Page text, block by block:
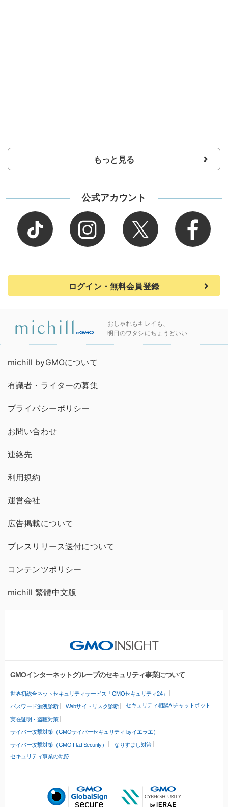
もっと見る
公式アカウント
ログイン・無料会員登録
おしゃれもキレイも、
明日のワタシにちょうどいい
michill byGMOについて
有識者・ライターの募集
プライバシーポリシー
お問い合わせ
連絡先
利用規約
運営会社
広告掲載について
プレスリリース送付について
コンテンツポリシー
michill 繁體中文版
GMOインターネットグループのセキュリティ事業について
世界初総合ネットセキュリティサービス「GMOセキュリティ24」
パスワード漏洩診断 Webサイトリスク診断 セキュリティ相談AIチャットボット
実在証明・盗聴対策
サイバー攻撃対策（GMOサイバーセキュリティ byイエラエ）
サイバー攻撃対策（GMO Flatt Security）
なりすまし対策
セキュリティ事業の軌跡